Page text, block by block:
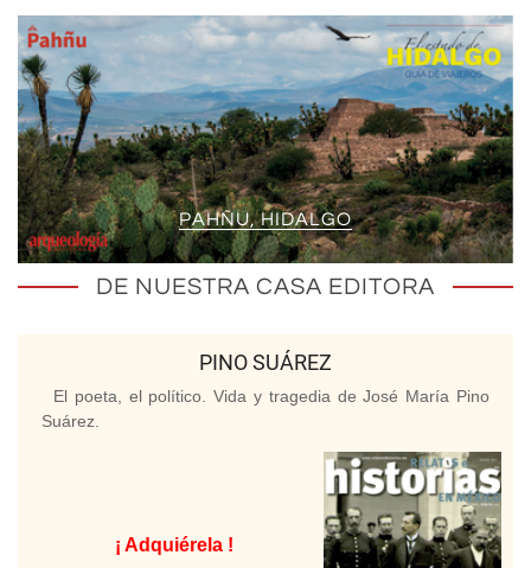
PAHÑU, HIDALGO
DE NUESTRA CASA EDITORA
PINO SUÁREZ
El poeta, el político. Vida y tragedia de José María Pino
Suárez.
¡ Adquiérela !